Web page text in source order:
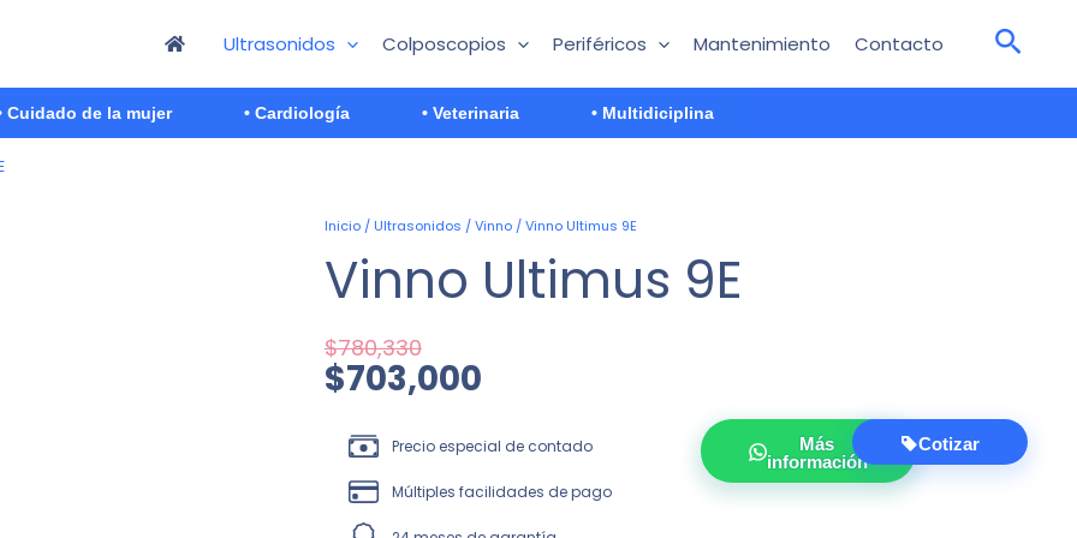
Ultrasonidos Colposcopios Periféricos Mantenimiento Contacto
Cuidado de la mujer • Cardiología • Veterinaria • Multidiciplina
Inicio/ Ultrasonidos /Vinno/ Vinno Ultimus 9E
Vinno Ultimus 9E
$780,330
El
original
era:
$703,000
El
actual
es:
Precio especial de contado
Múltiples facilidades de pago
Más
información
Cotizar
Vinno
9E
cantidad